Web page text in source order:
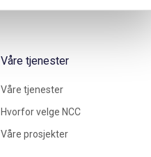
Våre tjenester
Våre tjenester
Hvorfor velge NCC
Våre prosjekter